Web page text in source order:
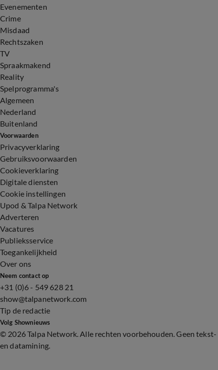
Evenementen
Crime
Misdaad
Rechtszaken
TV
Spraakmakend
Reality
Spelprogramma's
Algemeen
Nederland
Buitenland
Voorwaarden
Privacyverklaring
Gebruiksvoorwaarden
Cookieverklaring
Digitale diensten
Cookie instellingen
Upod & Talpa Network
Adverteren
Vacatures
Publieksservice
Toegankelijkheid
Over ons
Neem contact op
+31 (0)6 - 549 628 21
show@talpanetwork.com
Tip de redactie
Volg Shownieuws
© 2026 Talpa Network. Alle rechten voorbehouden. Geen tekst-
en datamining.